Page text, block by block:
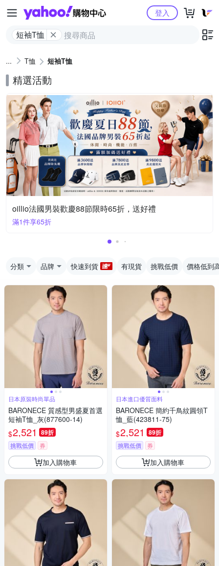
Yahoo購物中心
短袖T恤
登入
T恤 短袖T恤
精選活動
oillio法國男裝歡慶88節限時65折，送好禮
滿1件享65折
分類 品牌 快速到貨 有現貨 挑戰低價 價格低到
日本原裝時尚單品
BARONECE 質感型男盛夏首選
短袖T恤_灰(877600-14)
$2,521 89折
挑戰低價 券
加入購物車
日本進口優質面料
BARONECE 簡約千鳥紋圓領T
恤_藍(423811-75)
$2,521 89折
挑戰低價 券
加入購物車